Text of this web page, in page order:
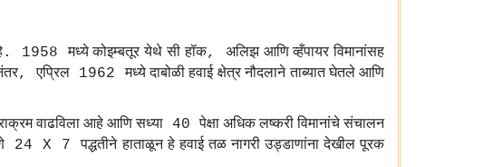
. 1958मध्ये कोइम्बतूर येथे सी हॉक, अलिझ आणि व्हँपायर विमानांसह
,एप्रिल1962मध्ये दाबोळी हवाई क्षेत्र नौदलाने ताब्यात घेतले आणि
वाढविला आहे आणि सध्या40पेक्षा अधिक लष्करी विमानांचे संचालन
24 X 7पद्धतीने हाताळून हे हवाई तळ नागरी उड्डाणांना देखील पूरक